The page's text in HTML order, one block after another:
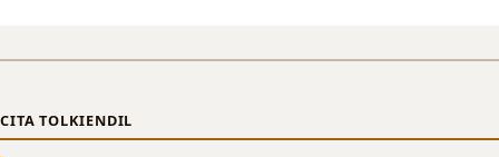
CITA TOLKIENDIL